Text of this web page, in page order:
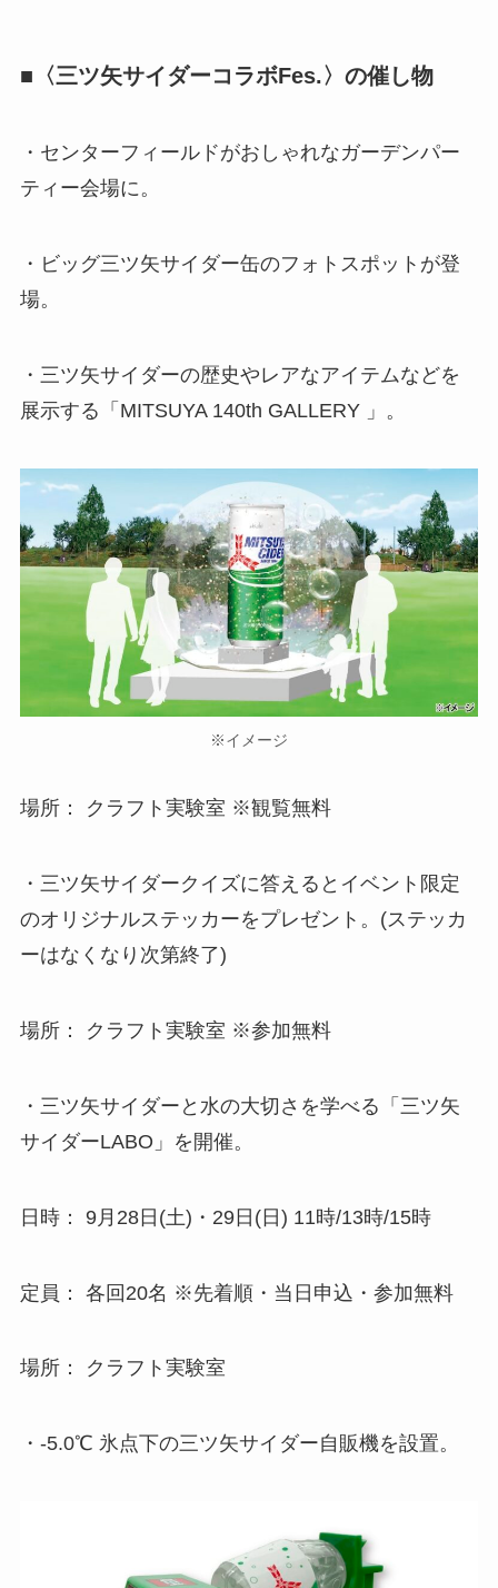
■〈三ツ矢サイダーコラボFes.〉の催し物
・センターフィールドがおしゃれなガーデンパー
ティー会場に。
・ビッグ三ツ矢サイダー缶のフォトスポットが登
場。
・三ツ矢サイダーの歴史やレアなアイテムなどを
展示する「MITSUYA 140th GALLERY 」。
※イメージ
場所： クラフト実験室 ※観覧無料
・三ツ矢サイダークイズに答えるとイベント限定
のオリジナルステッカーをプレゼント。(ステッカ
ーはなくなり次第終了)
場所： クラフト実験室 ※参加無料
・三ツ矢サイダーと水の大切さを学べる「三ツ矢
サイダーLABO」を開催。
日時： 9月28日(土)・29日(日) 11時/13時/15時
定員： 各回20名 ※先着順・当日申込・参加無料
場所： クラフト実験室
・-5.0℃ 氷点下の三ツ矢サイダー自販機を設置。